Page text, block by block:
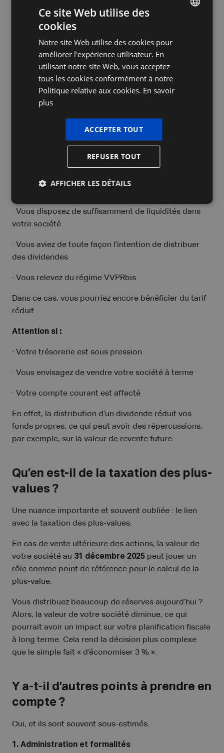
• Sous le régime à 6,5 %, elle atteignait environ 15 %.
• Avec le nouveau régime, elle évolue vers 18 %.
L’avantage fiscal des réserves de liquidation devient
donc nettement moins important qu’auparavant.
Je veux parler à un expert
Dois-je encore distribuer des
réserves maintenant ?
Cela dépend de votre situation. Il n’y a pas de
· Vous disposez de suffisamment de liquidités dans
votre société
· Vous aviez de toute façon l’intention de distribuer
des dividendes
· Vous relevez du régime VVPRbis
Dans ce cas, vous pourriez encore bénéficier du tarif
réduit
Attention si :
· Votre trésorerie est sous pression
· Vous envisagez de vendre votre société à terme
· Votre compte courant est affecté
En effet, la distribution d’un dividende réduit vos
fonds propres, ce qui peut avoir des répercussions,
par exemple, sur la valeur de revente future.
Qu’en est-il de la taxation des plus-
values ?
Une nuance importante et souvent oubliée : le lien
avec la taxation des plus-values.
En cas de vente ultérieure des actions, la valeur de
votre société au 31 décembre 2025 peut jouer un
rôle comme point de référence pour le calcul de la
plus-value.
Vous distribuez beaucoup de réserves aujourd’hui ?
Alors, la valeur de votre société diminue, ce qui
pourrait avoir un impact sur votre planification fiscale
à long terme. Cela rend la décision plus complexe
que le simple fait « d’économiser 3 % ».
Y a-t-il d’autres points à prendre en
compte ?
Oui, et ils sont souvent sous-estimés.
1. Administration et formalités
FRENCH
Ce site Web utilise des
cookies
Notre site Web utilise des cookies pour
améliorer l'expérience utilisateur. En
utilisant notre site Web, vous acceptez
tous les cookies conformément à notre
Politique relative aux cookies. En savoir
plus
ACCEPTER TOUT
REFUSER TOUT
AFFICHER LES DÉTAILS